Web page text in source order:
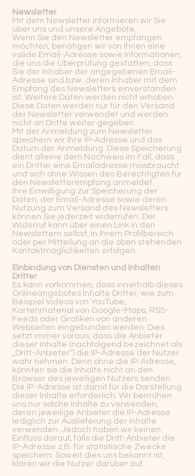
Newsletter
Mit dem Newsletter informieren wir Sie
über uns und unsere Angebote.
Wenn Sie den Newsletter empfangen
möchten, benötigen wir von Ihnen eine
valide Email-Adresse sowie Informationen,
die uns die Überprüfung gestatten, dass
Sie der Inhaber der angegebenen Email-
Adresse sind bzw. deren Inhaber mit dem
Empfang des Newsletters einverstanden
ist. Weitere Daten werden nicht erhoben.
Diese Daten werden nur für den Versand
der Newsletter verwendet und werden
nicht an Dritte weiter gegeben.
Mit der Anmeldung zum Newsletter
speichern wir Ihre IP-Adresse und das
Datum der Anmeldung. Diese Speicherung
dient alleine dem Nachweis im Fall, dass
ein Dritter eine Emailadresse missbraucht
und sich ohne Wissen des Berechtigten für
den Newsletterempfang anmeldet.
Ihre Einwilligung zur Speicherung der
Daten, der Email-Adresse sowie deren
Nutzung zum Versand des Newsletters
können Sie jederzeit widerrufen. Der
Widerruf kann über einen Link in den
Newslettern selbst, in Ihrem Profilbereich
oder per Mitteilung an die oben stehenden
Kontaktmöglichkeiten erfolgen.
Einbindung von Diensten und Inhalten
Dritter
Es kann vorkommen, dass innerhalb dieses
Onlineangebotes Inhalte Dritter, wie zum
Beispiel Videos von YouTube,
Kartenmaterial von Google-Maps, RSS-
Feeds oder Grafiken von anderen
Webseiten eingebunden werden. Dies
setzt immer voraus, dass die Anbieter
dieser Inhalte (nachfolgend bezeichnet als
„Dritt-Anbieter“) die IP-Adresse der Nutzer
wahr nehmen. Denn ohne die IP-Adresse,
könnten sie die Inhalte nicht an den
Browser des jeweiligen Nutzers senden.
Die IP-Adresse ist damit für die Darstellung
dieser Inhalte erforderlich. Wir bemühen
uns nur solche Inhalte zu verwenden,
deren jeweilige Anbieter die IP-Adresse
lediglich zur Auslieferung der Inhalte
verwenden. Jedoch haben wir keinen
Einfluss darauf, falls die Dritt-Anbieter die
IP-Adresse z.B. für statistische Zwecke
speichern. Soweit dies uns bekannt ist,
klären wir die Nutzer darüber auf.